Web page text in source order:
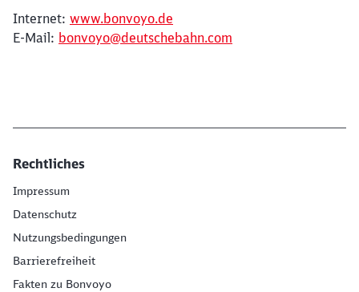
Internet: www.bonvoyo.de
E-Mail: bonvoyo@deutschebahn.com
Rechtliches
Impressum
Datenschutz
Nutzungsbedingungen
Barrierefreiheit
Fakten zu Bonvoyo